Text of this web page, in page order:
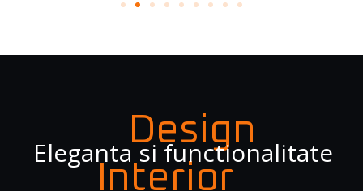
Design
Eleganta si functionalitate
Interior